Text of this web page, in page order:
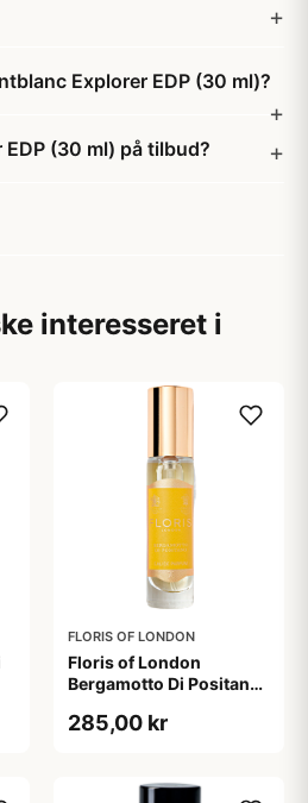
Explorer EDP (30 ml)?
(30 ml) på tilbud?
interesseret i
FLORIS OF LONDON
Floris of London
Bergamotto Di Positano
285,00 kr